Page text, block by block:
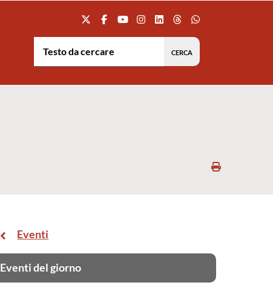
Testo da cercare:
Eventi
Eventi del giorno